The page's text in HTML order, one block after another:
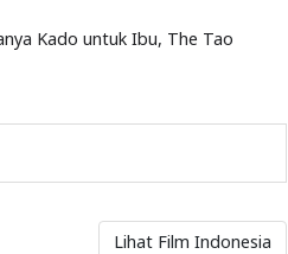
Kado untuk Ibu, The Tao
Lihat Film Indonesia